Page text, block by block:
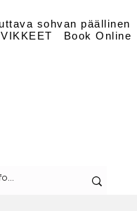
sohvan päällinen
Book Online